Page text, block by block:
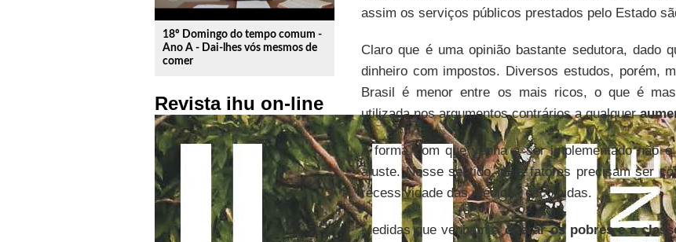
18º Domingo do tempo comum -
Ano A - Dai-lhes vós mesmos de
comer
Revista ihu on-line
assim os serviços públicos prestados pelo Estado
Claro que é uma opinião bastante sedutora, dado
dinheiro com impostos. Diversos estudos, porém,
Brasil é menor entre os mais ricos, o que é
utilizada nos argumentos contrários a qualquer
A forma com que venha a ser implementado não
ajuste. Nesse sentido, dois fatores precisam ser
recessividade das medidas escolhidas.
Medidas que venham aonerar os pobres e a